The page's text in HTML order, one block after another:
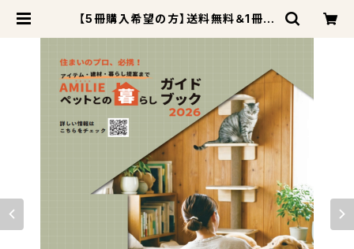
【5冊購入希望の方】送料無料＆1冊無
スタイル公式SHOP-